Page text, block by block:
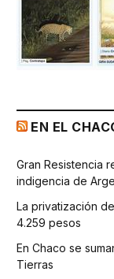
EN EL
Gran Resistencia
indigencia de
La privatización
4.259 pesos
En Chaco se
Tierras